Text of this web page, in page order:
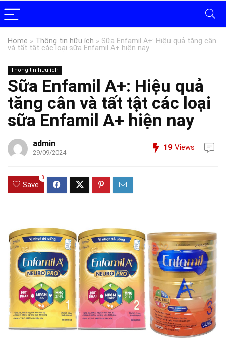
Home » Thông tin hữu ích » Sữa Enfamil A+: Hiệu quả tăng cân
và tất tật các loại sữa Enfamil A+ hiện nay
Thông tin hữu ích
Sữa Enfamil A+: Hiệu quả
tăng cân và tất tật các loại
sữa Enfamil A+ hiện nay
admin
29/09/2024
19 Views
Save
0